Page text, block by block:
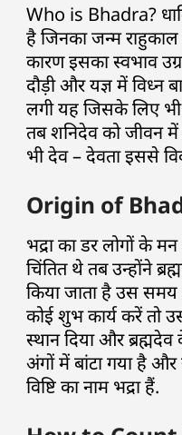
Who is Bhadra?
है जिनका जन्म
कारण इसका स्वभाव
दौड़ी और यज्ञ में विध्न
लगी यह जिसके लिए भी
तब शनिदेव को जीवन में
भी देव – देवता इससे
Origin of
भद्रा का डर लोगों के
चिंतित थे तब उन्होंने
किया जाता है उस समय
कोई शुभ कार्य करें तो
स्थान दिया और
अंगों में बांटा गया है
विष्टि का नाम भद्रा हैं.